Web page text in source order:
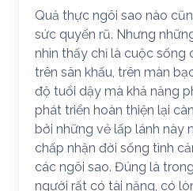
Quả thực ngôi sao nào
sức quyến rũ. Nhưng
nhìn thấy chỉ là cuộc sống
trên sân khấu, trên màn
độ tuổi dậy mà khả năng
phát triển hoàn thiện lại
bởi những vẻ lấp lánh này
chấp nhận đời sống tình
các ngôi sao. Đúng là
người rất có tài năng, có